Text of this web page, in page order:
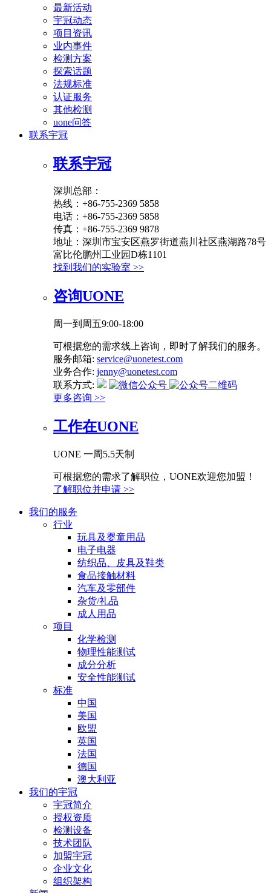
最新活动
宇冠动态
项目资讯
业内事件
检测方案
探索话题
法规标准
认证服务
其他检测
uone问答
联系宇冠
联系宇冠
深圳总部：
热线：+86-755-2369 5858
电话：+86-755-2369 5858
传真：+86-755-2369 9878
地址：深圳市宝安区燕罗街道燕川社区燕湖路78号
富比伦鹏州工业园D栋1101
找到我们的实验室 >>
咨询UONE
周一到周五9:00-18:00
可根据您的需求线上咨询，即时了解我们的服务。
服务邮箱: service@uonetest.com
业务合作: jenny@uonetest.com
联系方式:
更多咨询 >>
工作在UONE
UONE 一周5.5天制
可根据您的需求了解职位，UONE欢迎您加盟！
了解职位并申请 >>
我们的服务
行业
玩具及婴童用品
电子电器
纺织品、皮具及鞋类
食品接触材料
汽车及零部件
杂货/礼品
成人用品
项目
化学检测
物理性能测试
成分分析
安全性能测试
标准
中国
美国
欧盟
英国
法国
德国
澳大利亚
我们的宇冠
宇冠简介
授权资质
检测设备
技术团队
加盟宇冠
企业文化
组织架构